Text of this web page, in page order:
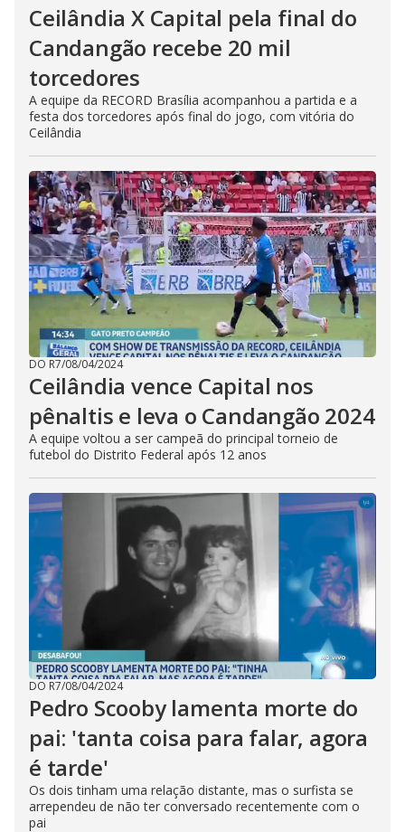
Ceilândia X Capital pela final do
Candangão recebe 20 mil
torcedores
A equipe da RECORD Brasília acompanhou a partida e a
festa dos torcedores após final do jogo, com vitória do
Ceilândia
DO R7/08/04/2024
Ceilândia vence Capital nos
pênaltis e leva o Candangão 2024
A equipe voltou a ser campeã do principal torneio de
futebol do Distrito Federal após 12 anos
DO R7/08/04/2024
Pedro Scooby lamenta morte do
pai: 'tanta coisa para falar, agora
é tarde'
Os dois tinham uma relação distante, mas o surfista se
arrependeu de não ter conversado recentemente com o
pai